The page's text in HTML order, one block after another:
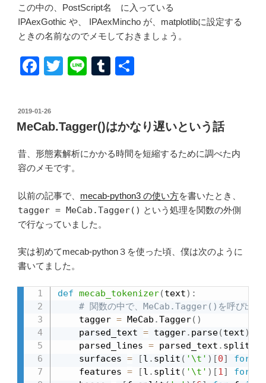
この中の、PostScript名 に入っている
IPAexGothic や、 IPAexMincho が、matplotlibに設定する
ときの名前なのでメモしておきましょう。
F
c
e
o
k
T
er
Li
T
bl
投
稿
日:
2019-01-26
MeCab.Tagger()はかなり遅いという話
昔、形態素解析にかかる時間を短縮するために調べた内
容のメモです。
以前の記事で、 mecab-python3 の使い方を書いたとき、
tagger = MeCab.Tagger() という処理を関数の外側
で行なっていました。
実は初めてmecab-python３を使った頃、僕は次のように
書いてました。
def mecab_tokenizer(text) :
# 関数の中で、MeCab.Tagger()を呼び出す
    tagger
= MeCab .Tagger( )
    parsed_text
= tagger. parse(text)
    parsed_lines
= parsed_text . split
    surfaces
= [l . split ( '\t' ) [0] for
    features
= [l . split ( '\t' ) [1 ] for